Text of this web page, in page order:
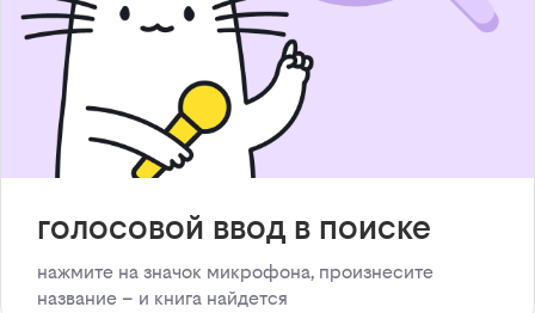
голосовой ввод в поиске
нажмите на значок микрофона, произнесите
название – и книга найдется